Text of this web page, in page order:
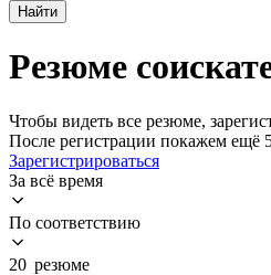
Найти
Резюме
Чтобы видеть все резюме,
После регистрации покажем ещё
Зарегистрироваться
За всё время
По соответствию
20 резюме